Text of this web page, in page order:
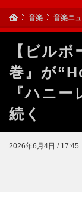
音楽 音楽ニ
【ビル
巻』が
『ハニ
続く
2026年6月4日 / 17:45